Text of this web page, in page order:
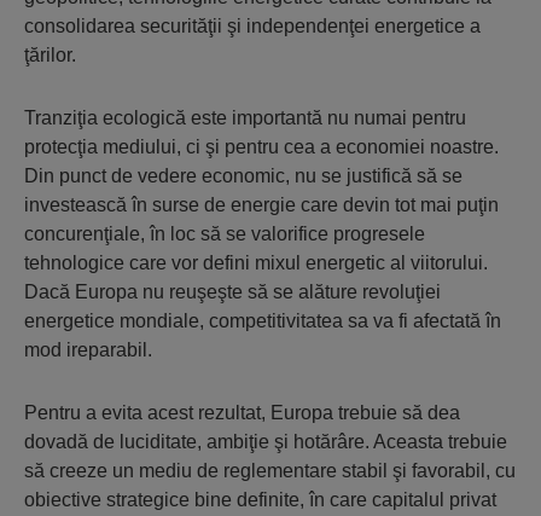
consolidarea securităţii şi independenţei energetice a
ţărilor.
Tranziţia ecologică este importantă nu numai pentru
protecţia mediului, ci şi pentru cea a economiei noastre.
Din punct de vedere economic, nu se justifică să se
investească în surse de energie care devin tot mai puţin
concurenţiale, în loc să se valorifice progresele
tehnologice care vor defini mixul energetic al viitorului.
Dacă Europa nu reuşeşte să se alăture revoluţiei
energetice mondiale, competitivitatea sa va fi afectată în
mod ireparabil.
Pentru a evita acest rezultat, Europa trebuie să dea
dovadă de luciditate, ambiţie şi hotărâre. Aceasta trebuie
să creeze un mediu de reglementare stabil şi favorabil, cu
obiective strategice bine definite, în care capitalul privat